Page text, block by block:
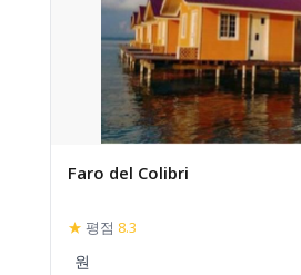
Faro del Colibri
★ 평점 8.3